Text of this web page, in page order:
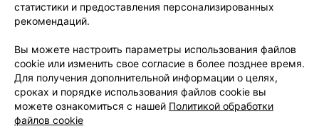
Пользовательское соглашение
Связаться по вопросам сотрудничества
Написать руководителю relax.by
Персональные настройки cookie
Обработка персональных данных
статистики и предоставления персонализированных
рекомендаций.
Вы можете настроить параметры использования файлов
cookie или изменить свое согласие в более позднее время.
Для получения дополнительной информации о целях,
сроках и порядке использования файлов cookie вы
можете ознакомиться с нашей Политикой обработки
файлов cookie